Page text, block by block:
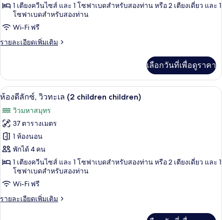
ดี
ลัก
(child
extra
bed)
1 เตียงควีนไซส์ และ 1 โซฟาเบดสำหรับสองท่าน หรือ 2 เตียงเดี่ยว และ 1
โซฟาเบดสำหรับสองท่าน
Wi-Fi ฟรี
รายละเอียดเพิ่มเติม
ราย
เกี่ยว
กับ
ห้อง
ลัก
ซ์,
วิว
ทะเล
(child
extra
bed)
เลือกวันที่เพื่อดูราคา
เปิด
ภาพถ่าย
ทั้งหมด
ของ
ห้อง
ดี
ลัก
1 ห้องนอน, เครื่องนอนระดับพรีเมียม,
3
ห้องดีลักซ์, วิวทะเล (2 children children)
วิวมหาสมุทร
37 ตารางเมตร
1 ห้องนอน
พักได้ 4 คน
1 เตียงควีนไซส์ และ 1 โซฟาเบดสำหรับสองท่าน หรือ 2 เตียงเดี่ยว และ 1
โซฟาเบดสำหรับสองท่าน
Wi-Fi ฟรี
รายละเอียดเพิ่มเติม
ราย